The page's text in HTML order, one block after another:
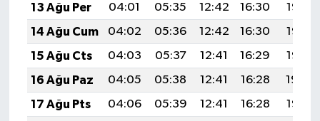
13 Ağu Per
04:01 05:35 12:42 16:30
19:38
14 Ağu Cum
04:02 05:36 12:42 16:30
19:37
15 Ağu Cts
04:03 05:37 12:41 16:29
19:36
16 Ağu Paz
04:05 05:38 12:41 16:28
19:34
17 Ağu Pts
04:06 05:39 12:41 16:28
19:33